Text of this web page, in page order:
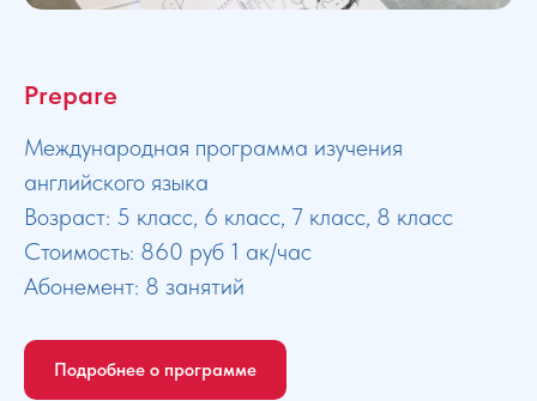
Prepare
Международная программа изучения
английского языка
Возраст: 5 класс, 6 класс, 7 класс, 8 класс
Стоимость: 860 руб 1 ак/час
Абонемент: 8 занятий
Подробнее о программе